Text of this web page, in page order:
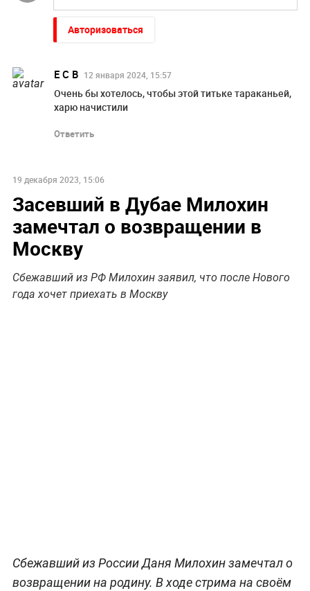
Авторизоваться
Е С В 12 января 2024, 15:57
Очень бы хотелось, чтобы этой титьке тараканьей,
харю начистили
Ответить
19 декабря 2023, 15:06
Засевший в Дубае Милохин
замечтал о возвращении в
Москву
Сбежавший из РФ Милохин заявил, что после Нового
года хочет приехать в Москву
Сбежавший из России Даня Милохин замечтал о
возвращении на родину. В ходе стрима на своём